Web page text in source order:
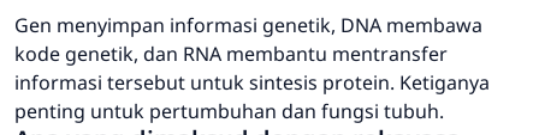
Gen menyimpan informasi genetik, DNA membawa
kode genetik, dan RNA membantu mentransfer
informasi tersebut untuk sintesis protein. Ketiganya
penting untuk pertumbuhan dan fungsi tubuh.